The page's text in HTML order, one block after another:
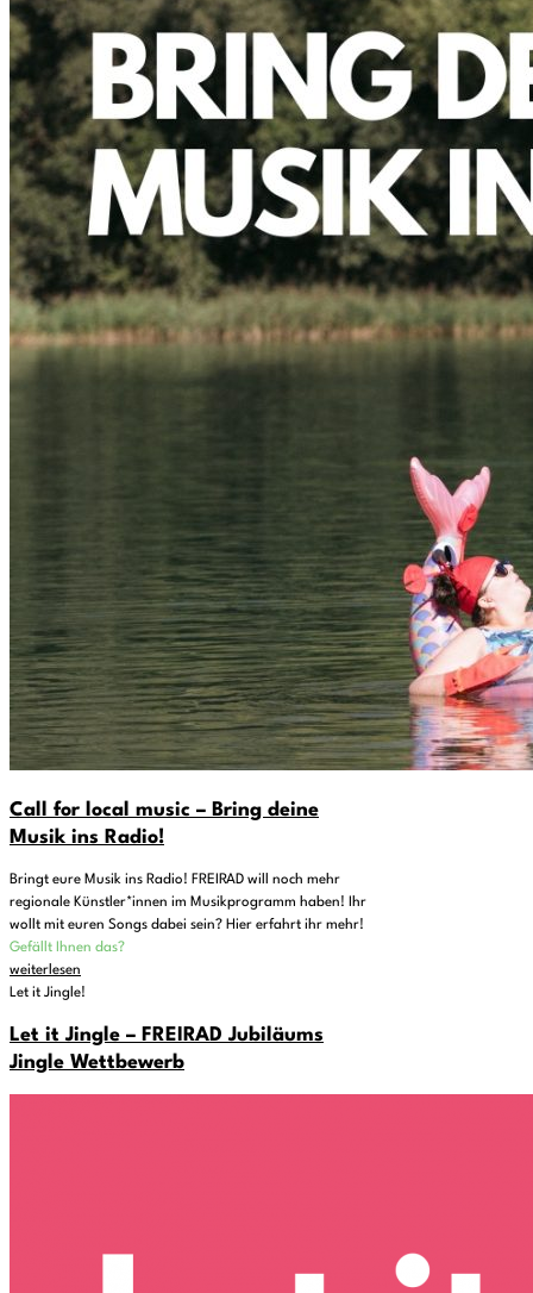
Call for local music – Bring deine
Musik ins Radio!
Bringt eure Musik ins Radio! FREIRAD will noch mehr
regionale Künstler*innen im Musikprogramm haben! Ihr
wollt mit euren Songs dabei sein? Hier erfahrt ihr mehr!
Gefällt Ihnen das?
weiterlesen
Let it Jingle!
Let it Jingle – FREIRAD Jubiläums
Jingle Wettbewerb